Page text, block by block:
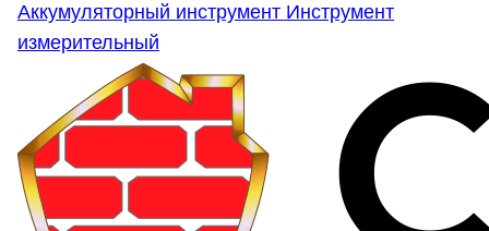
Аккумуляторный инструмент Инструмент
измерительный